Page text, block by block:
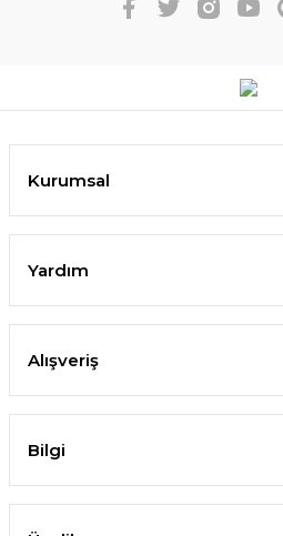
Kurumsal
Yardım
Alışveriş
Bilgi